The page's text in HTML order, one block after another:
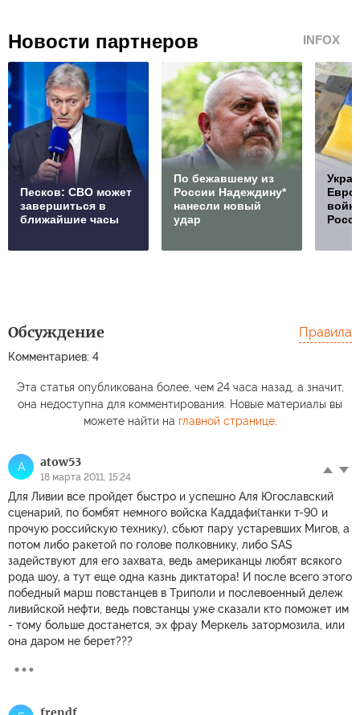
Новости партнеров INFOX
Песков: СВО может
завершиться в
ближайшие часы
По бежавшему из
России Надеждину*
нанесли новый
удар
Обсуждение
Комментариев: 4
Правила
Эта статья опубликована более, чем 24 часа назад, а значит,
она недоступна для комментирования. Новые материалы вы
можете найти на главной странице.
A atow53
18 марта 2011, 15:24
Для Ливии все пройдет быстро и успешно Аля Югославский
сценарий, по бомбят немного войска Каддафи(танки т-90 и
прочую российскую технику), сбьют пару устаревших Мигов, а
потом либо ракетой по голове полковнику, либо SAS
задействуют для его захвата, ведь американцы любят всякого
рода шоу, а тут еще одна казнь диктатора! И после всего этого
победный марш повстанцев в Триполи и послевоенный дележ
ливийской нефти, ведь повстанцы уже сказали кто поможет им
- тому больше достанется, эх фрау Меркель затормозила, или
она даром не берет???